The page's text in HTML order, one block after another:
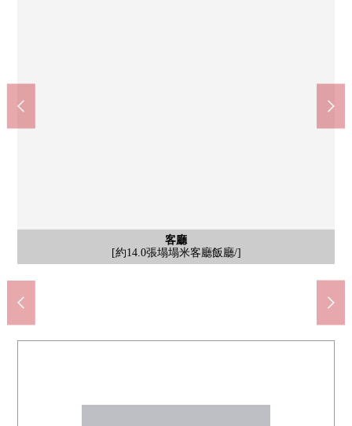
客廳
[約14.0張塌塌米客廳飯廳/]
外觀
[Mansion外觀]
客廳
[約14.0張塌塌米客廳飯廳/]※銷售價格不包括家具、供給品。
客廳
[約14.0張塌塌米客廳飯廳/]
廚房
[約3.1張塌塌米廚房/]
廚房
[約3.1張塌塌米廚房/]
廚房
[約3.1張塌塌米廚房/]
廚房
[約3.1張塌塌米廚房/]
公共汽車
[浴室]
洗臉
[盥洗台]
洗臉
[洗手間]
收納
[洗手間收納]
廁所
[廁所]
室內
[約6.7張塌塌米西式房間/]
室內
[約6.7張塌塌米西式房間/]
收納
[家庭壁櫥]
室內
[走廊]
門口
[門口]
門口
[門口]
門口
[門口]
陽台
[陽台]
門口
[門口、門]
入口
[入口]
入口
[入口]
入口
[入口]
入口
[入口]
共有部分
[宅配保管櫃]
共有部分
[信箱]
停車場
[停車場]※請詢問有空位狀況。
停車場
[摩托車堆放處]※請詢問有空位狀況。
共有部分
[垃圾堆放處]
其他當地
[名牌]
共有部分
[貯藏室]
外觀
[Mansion外觀]
外觀
[Mansion外觀]
外觀
[Mansion外觀]
外觀
[Mansion外觀]
Mybasket藤丘1丁目商店(約620m)
超市三和藤丘商店(約670m)
7-Eleven橫濱藤丘1丁目商店(約570m)
橫濱市立Moegino小學(約870m)
橫濱市立Moegino中學(約930m)